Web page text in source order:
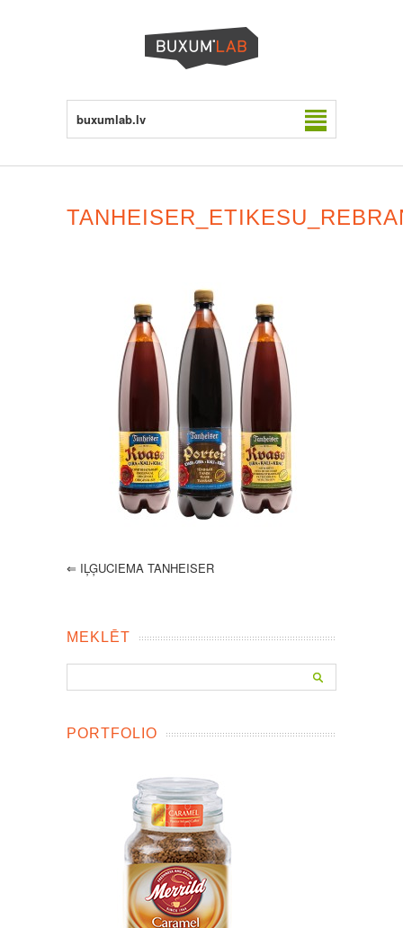
buxumlab.lv
⇐ IĻĢUCIEMA TANHEISER
MEKLĒT
PORTFOLIO